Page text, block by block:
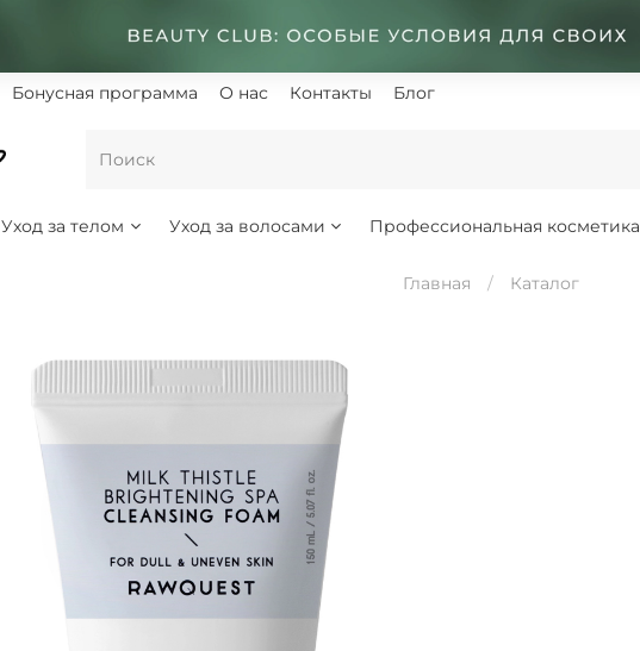
Бонусная программа О нас Контакты Блог
Уход за телом Уход за волосами Профессиональная косметика
Главная Каталог